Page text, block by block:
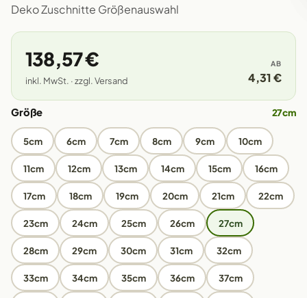
Deko Zuschnitte Größenauswahl
138,57 €
inkl. MwSt. · zzgl. Versand
AB
4,31 €
Größe 27cm
5cm 6cm 7cm 8cm 9cm 10cm
11cm 12cm 13cm 14cm 15cm 16cm
17cm 18cm 19cm 20cm 21cm 22cm
23cm 24cm 25cm 26cm 27cm
28cm 29cm 30cm 31cm 32cm
33cm 34cm 35cm 36cm 37cm